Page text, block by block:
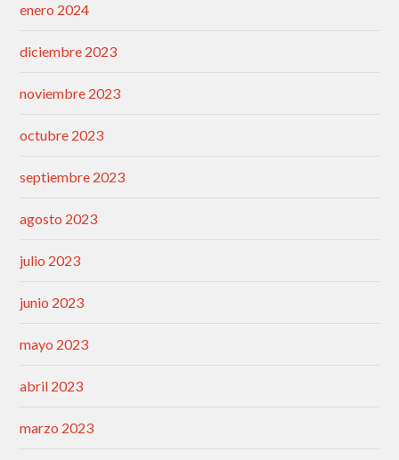
enero 2024
diciembre 2023
noviembre 2023
octubre 2023
septiembre 2023
agosto 2023
julio 2023
junio 2023
mayo 2023
abril 2023
marzo 2023